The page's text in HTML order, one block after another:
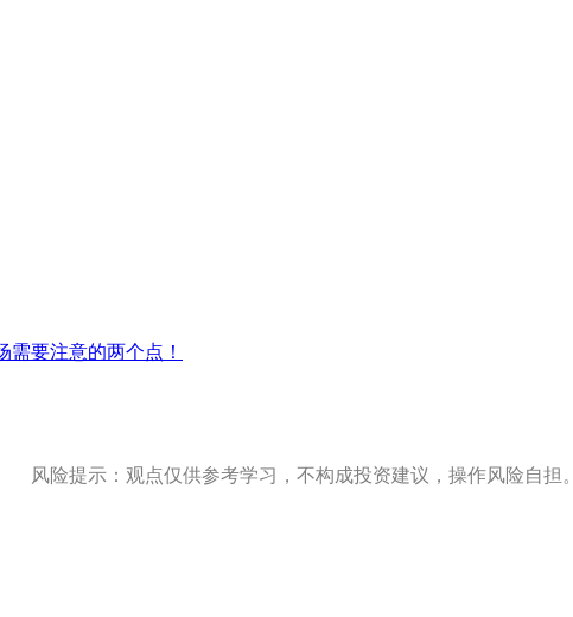
需要注意的两个点！
风险提示：观点仅供参考学习，不构成投资建议，操作风险自担。